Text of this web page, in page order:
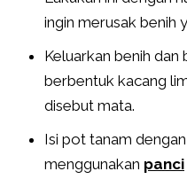
ingin merusak benih
Keluarkan benih dan
berbentuk kacang
disebut mata.
Isi pot tanam
menggunakan panci